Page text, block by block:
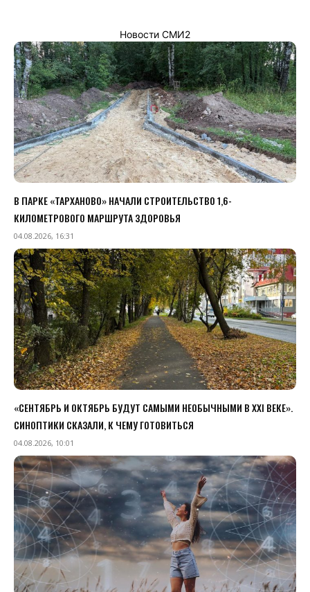
Новости СМИ2
В ПАРКЕ «ТАРХАНОВО» НАЧАЛИ СТРОИТЕЛЬСТВО 1,6-
КИЛОМЕТРОВОГО МАРШРУТА ЗДОРОВЬЯ
04.08.2026, 16:31
«СЕНТЯБРЬ И ОКТЯБРЬ БУДУТ САМЫМИ НЕОБЫЧНЫМИ В XXI ВЕКЕ».
СИНОПТИКИ СКАЗАЛИ, К ЧЕМУ ГОТОВИТЬСЯ
04.08.2026, 10:01